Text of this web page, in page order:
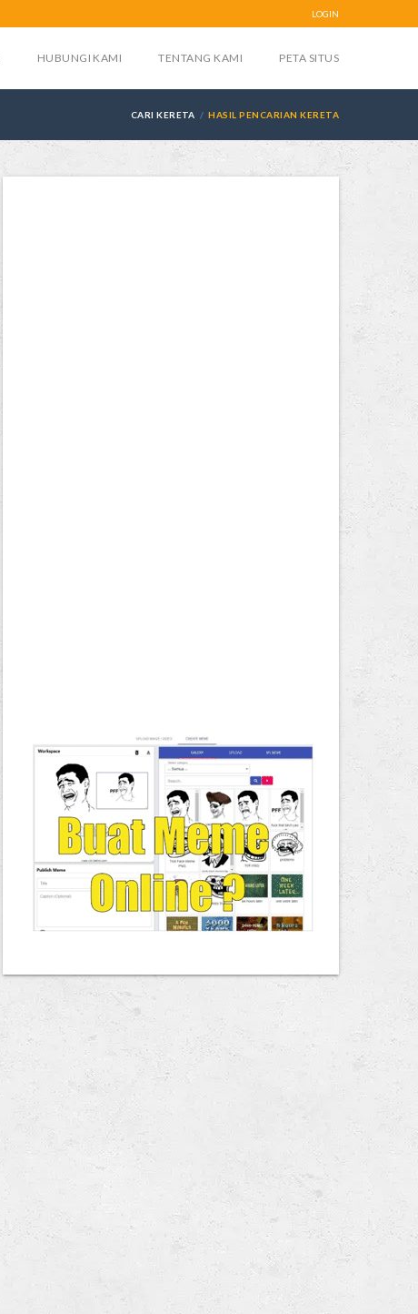
LOGIN
HUBUNGI KAMI TENTANG KAMI PETA SITUS
CARI KERETA HASIL PENCARIAN KERETA